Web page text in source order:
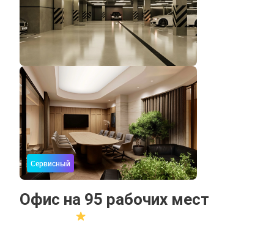
Сервисный
Офис на 95 рабочих мест